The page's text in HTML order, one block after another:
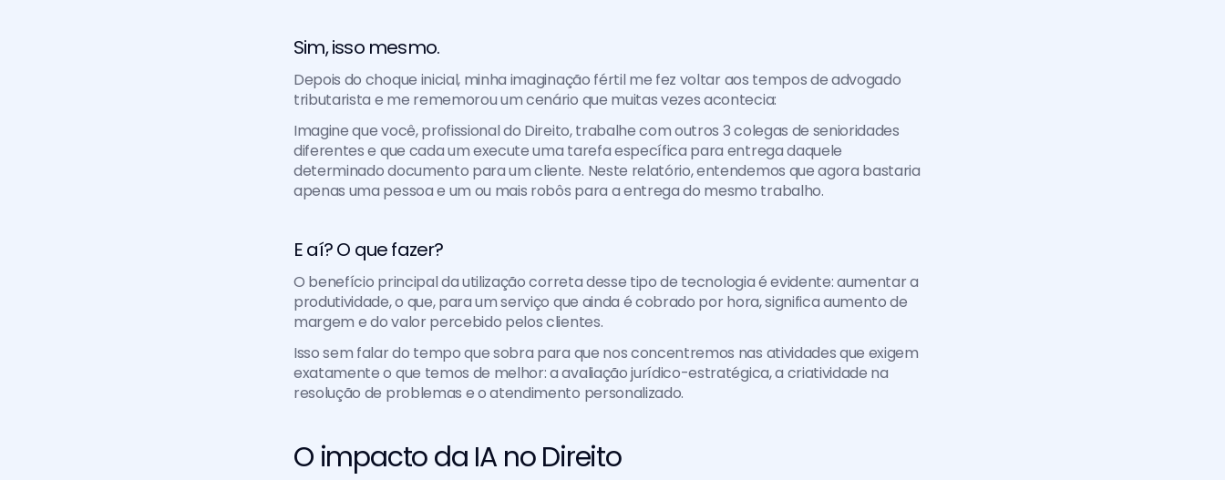
Sim, isso mesmo.
Depois do choque inicial, minha imaginação fértil me fez voltar aos tempos de advogado
tributarista e me rememorou um cenário que muitas vezes acontecia:
Imagine que você, profissional do Direito, trabalhe com outros 3 colegas de senioridades
diferentes e que cada um execute uma tarefa específica para entrega daquele
determinado documento para um cliente. Neste relatório, entendemos que agora bastaria
apenas uma pessoa e um ou mais robôs para a entrega do mesmo trabalho.
E aí? O que fazer?
O benefício principal da utilização correta desse tipo de tecnologia é evidente: aumentar a
produtividade, o que, para um serviço que ainda é cobrado por hora, significa aumento de
margem e do valor percebido pelos clientes.
Isso sem falar do tempo que sobra para que nos concentremos nas atividades que exigem
exatamente o que temos de melhor: a avaliação jurídico-estratégica, a criatividade na
resolução de problemas e o atendimento personalizado.
O impacto da IA no Direito